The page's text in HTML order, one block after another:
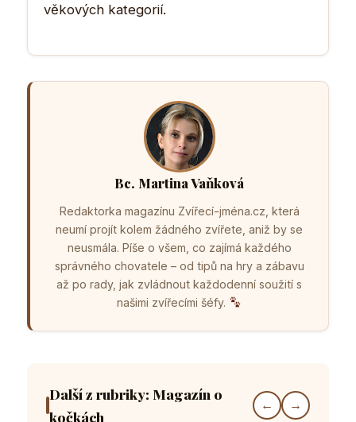
věkových kategorií.
Bc. Martina Vaňková
Redaktorka magazínu Zvířecí-jména.cz, která
neumí projít kolem žádného zvířete, aniž by se
neusmála. Píše o všem, co zajímá každého
správného chovatele – od tipů na hry a zábavu
až po rady, jak zvládnout každodenní soužití s
našimi zvířecími šéfy.
Další z rubriky: Magazín o
kočkách
← →